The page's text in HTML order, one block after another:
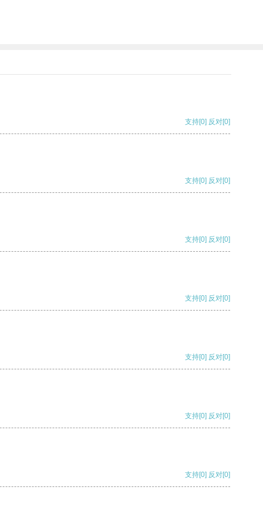
支持[0] 反对[0]
支持[0] 反对[0]
支持[0] 反对[0]
支持[0] 反对[0]
支持[0] 反对[0]
支持[0] 反对[0]
支持[0] 反对[0]